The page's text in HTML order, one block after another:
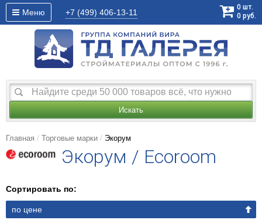
Меню +7 (499) 406-13-11
0 шт.
0 руб.
Искать
Главная Торговые марки Экорум
Экорум / Ecoroom
Сортировать по:
по цене